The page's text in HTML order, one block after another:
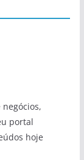
portal
hoje